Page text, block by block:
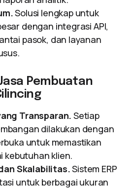
Solusi lengkap untuk
dengan integrasi API,
pasok, dan layanan
Pembuatan
Transparan. Setiap
dilakukan dengan
untuk memastikan
kebutuhan klien.
Skalabilitas.Sistem ERP
untuk berbagai ukuran